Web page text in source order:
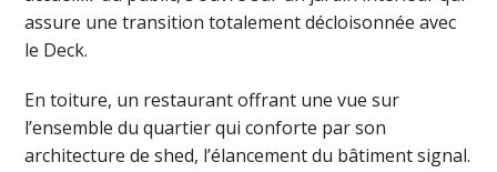
assure une transition totalement décloisonnée avec
le Deck.
En toiture, un restaurant offrant une vue sur
l’ensemble du quartier qui conforte par son
architecture de shed, l’élancement du bâtiment signal.